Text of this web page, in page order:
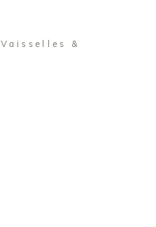
Vaisselles &